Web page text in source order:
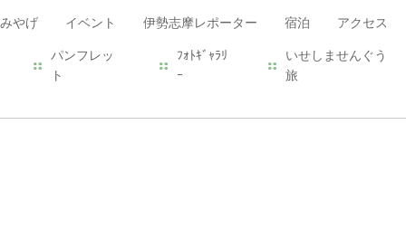
やげ イベント 伊勢志摩レポーター 宿泊 アクセス
パンフレッ
ト
ﾌｫﾄｷﾞｬﾗﾘ
ｰ
いせしませんぐう
旅